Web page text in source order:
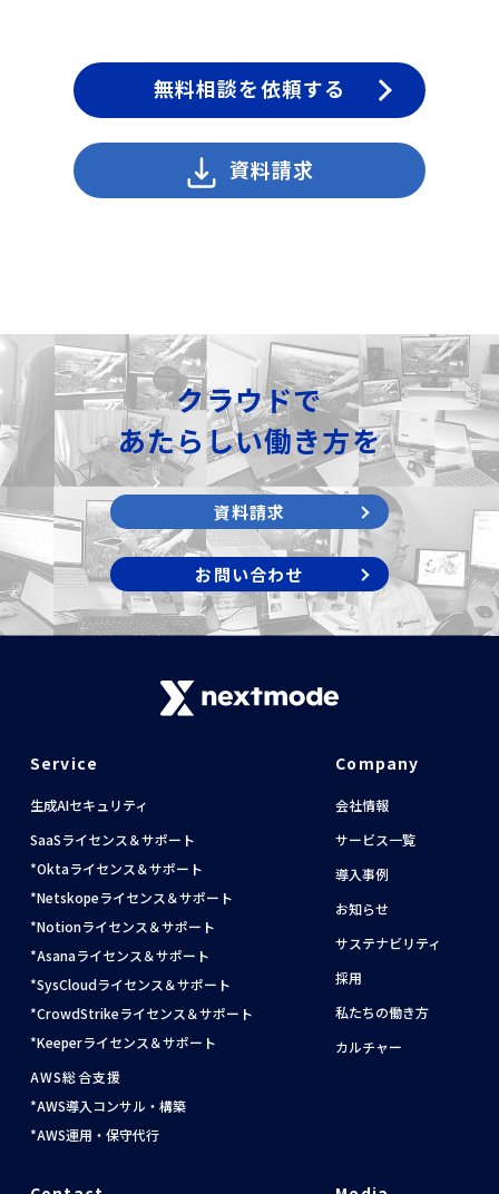
無料相談を依頼する
資料請求
クラウドで
あたらしい働き方を
資料請求
お問い合わせ
Service
生成AIセキュリティ
SaaSライセンス＆サポート
Oktaライセンス＆サポート
Netskopeライセンス＆サポート
Notionライセンス＆サポート
Asanaライセンス＆サポート
SysCloudライセンス＆サポート
CrowdStrikeライセンス＆サポート
Keeperライセンス＆サポート
AWS総合支援
AWS導入コンサル・構築
AWS運用・保守代行
Company
会社情報
サービス一覧
導入事例
お知らせ
サステナビリティ
採用
私たちの働き方
カルチャー